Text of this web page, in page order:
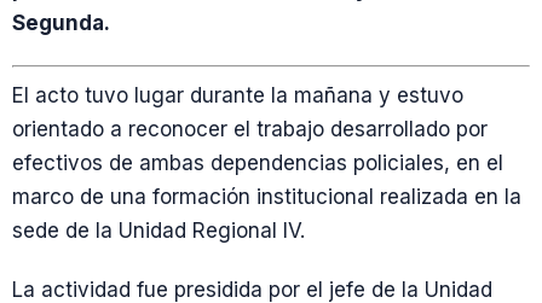
Segunda.
El acto tuvo lugar durante la mañana y estuvo
orientado a reconocer el trabajo desarrollado por
efectivos de ambas dependencias policiales, en el
marco de una formación institucional realizada en la
sede de la Unidad Regional IV.
La actividad fue presidida por el jefe de la Unidad